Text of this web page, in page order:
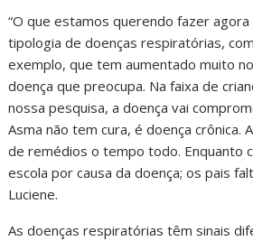
“O que estamos querendo fazer
tipologia de doenças respiratórias,
exemplo, que tem aumentado muito
doença que preocupa. Na faixa de
nossa pesquisa, a doença vai
Asma não tem cura, é doença crônica.
de remédios o tempo todo. Enquanto
escola por causa da doença; os pais
Luciene.
As doenças respiratórias têm sinais